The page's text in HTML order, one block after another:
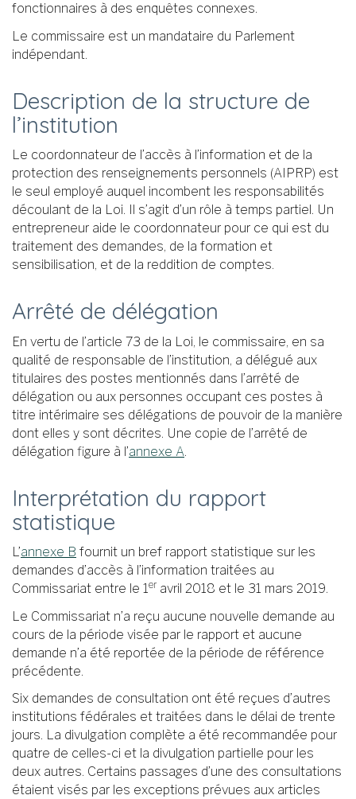
fonctionnaires à des enquêtes connexes.
Le commissaire est un mandataire du Parlement
indépendant.
Description de la structure de
l’institution
Le coordonnateur de l’accès à l’information et de la
protection des renseignements personnels (AIPRP) est
le seul employé auquel incombent les responsabilités
découlant de la Loi. Il s’agit d’un rôle à temps partiel. Un
entrepreneur aide le coordonnateur pour ce qui est du
traitement des demandes, de la formation et
sensibilisation, et de la reddition de comptes.
Arrêté de délégation
En vertu de l’article 73 de la Loi, le commissaire, en sa
qualité de responsable de l’institution, a délégué aux
titulaires des postes mentionnés dans l’arrêté de
délégation ou aux personnes occupant ces postes à
titre intérimaire ses délégations de pouvoir de la manière
dont elles y sont décrites. Une copie de l’arrêté de
délégation figure à l’annexe A.
Interprétation du rapport
statistique
L’annexe B fournit un bref rapport statistique sur les
demandes d’accès à l’information traitées au
Commissariat entre le 1er avril 2018 et le 31 mars 2019.
Le Commissariat n’a reçu aucune nouvelle demande au
cours de la période visée par le rapport et aucune
demande n’a été reportée de la période de référence
précédente.
Six demandes de consultation ont été reçues d’autres
institutions fédérales et traitées dans le délai de trente
jours. La divulgation complète a été recommandée pour
quatre de celles-ci et la divulgation partielle pour les
deux autres. Certains passages d’une des consultations
étaient visés par les exceptions prévues aux articles